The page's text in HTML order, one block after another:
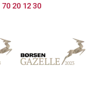
70 20 12 30